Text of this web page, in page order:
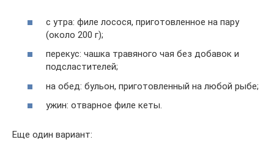
с утра: филе лосося, приготовленное на пару
(около 200 г);
перекус: чашка травяного чая без добавок и
подсластителей;
на обед: бульон, приготовленный на любой рыбе;
ужин: отварное филе кеты.
Еще один вариант: